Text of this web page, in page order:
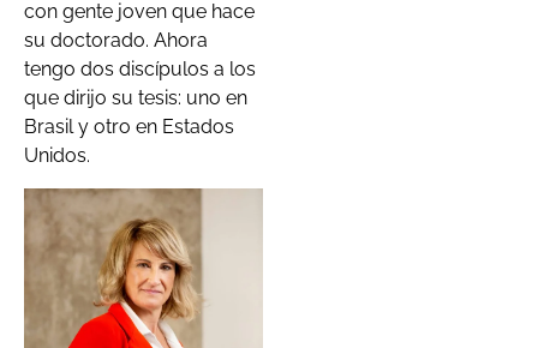
con gente joven que hace
su doctorado. Ahora
tengo dos discípulos a los
que dirijo su tesis: uno en
Brasil y otro en Estados
Unidos.